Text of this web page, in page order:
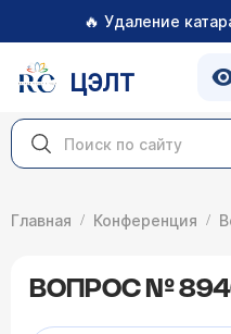
🔥 Удаление
ЦЭЛТ
Главная Конференция
ВОПРОС №